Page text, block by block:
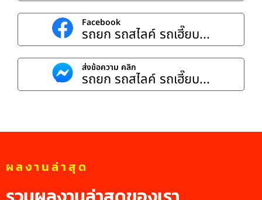
Facebook
รถยก รถสไลค์ รถเฮี๊ยบ...
ส่งข้อความ คลิก
รถยก รถสไลค์ รถเฮี๊ยบ...
ผลงานล่าสุด